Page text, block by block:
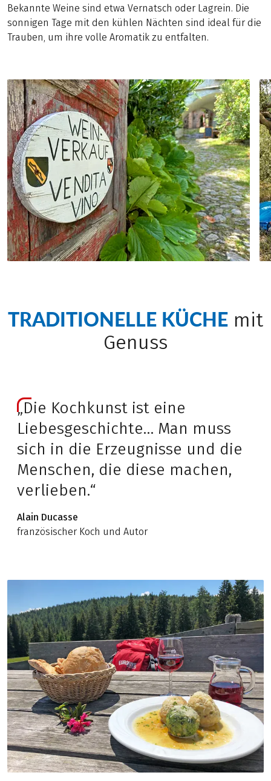
Bekannte Weine sind etwa Vernatsch oder Lagrein. Die
sonnigen Tage mit den kühlen Nächten sind ideal für die
Trauben, um ihre volle Aromatik zu entfalten.
TRADITIONELLE KÜCHEmit
Genuss
„Die Kochkunst ist eine
Liebesgeschichte… Man muss
sich in die Erzeugnisse und die
Menschen, die diese machen,
verlieben.“
Alain Ducasse
französischer Koch und Autor